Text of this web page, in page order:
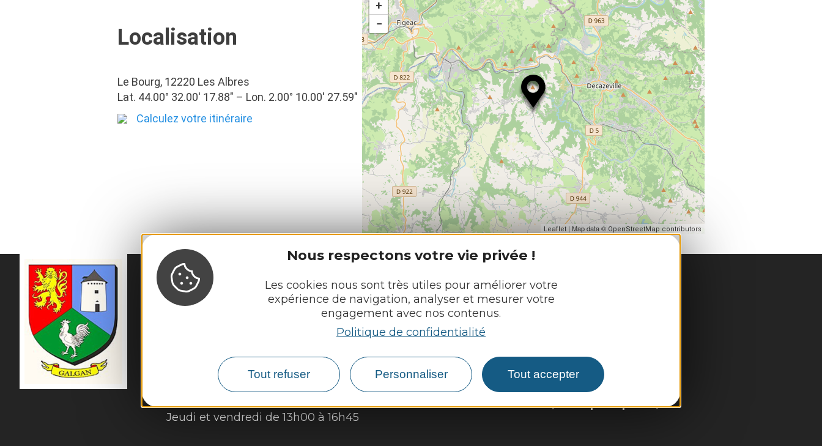
Nous respectons votre vie privée !
Les cookies nous sont très utiles pour améliorer votre
expérience de navigation, analyser et mesurer votre
engagement avec nos contenus.
Politique de confidentialité
Tout refuser Personnaliser Tout accepter
Localisation
Le Bourg, 12220 Les Albres
Lat. 44.00° 32.00′ 17.88″ – Lon. 2.00° 10.00′ 27.59″
Calculez votre itinéraire
+
−
Leaflet| Map data © OpenStreetMap contributors
MAIRIE DE
GALGAN
Horaires d'ouverture :
Lundi et mardi de 13h00 à 16h45
Jeudi et vendredi de 13h00 à 16h45
Vie locale
Démarches, infos pratiques